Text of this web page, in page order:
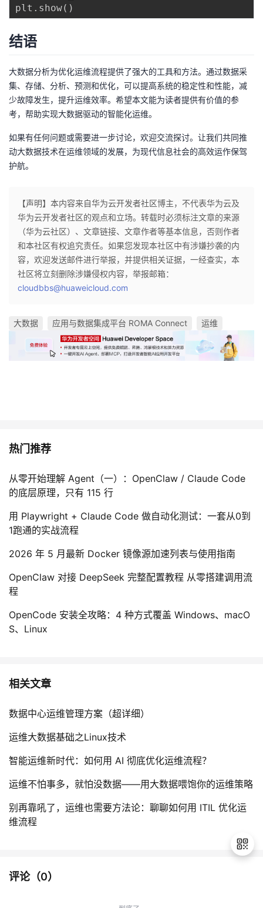
plt . show( )
结语
大数据分析为优化运维流程提供了强大的工具和方法。通过数据采
集、存储、分析、预测和优化，可以提高系统的稳定性和性能，减
少故障发生，提升运维效率。希望本文能为读者提供有价值的参
考，帮助实现大数据驱动的智能化运维。
如果有任何问题或需要进一步讨论，欢迎交流探讨。让我们共同推
动大数据技术在运维领域的发展，为现代信息社会的高效运作保驾
护航。
【声明】本内容来自华为云开发者社区博主，不代表华为云及
华为云开发者社区的观点和立场。转载时必须标注文章的来源
（华为云社区）、文章链接、文章作者等基本信息，否则作者
和本社区有权追究责任。如果您发现本社区中有涉嫌抄袭的内
容，欢迎发送邮件进行举报，并提供相关证据，一经查实，本
社区将立刻删除涉嫌侵权内容，举报邮箱：
cloudbbs@huaweicloud.com
大数据 应用与数据集成平台 ROMA Connect 运维
热门推荐
从零开始理解 Agent（一）：OpenClaw / Claude Code
的底层原理，只有 115 行
用 Playwright + Claude Code 做自动化测试：一套从0到
1跑通的实战流程
2026 年 5 月最新 Docker 镜像源加速列表与使用指南
OpenClaw 对接 DeepSeek 完整配置教程 从零搭建调用流
程
OpenCode 安装全攻略：4 种方式覆盖 Windows、macO
S、Linux
相关文章
数据中心运维管理方案（超详细）
运维大数据基础之Linux技术
智能运维新时代：如何用 AI 彻底优化运维流程？
运维不怕事多，就怕没数据——用大数据喂饱你的运维策略
别再靠吼了，运维也需要方法论：聊聊如何用 ITIL 优化运
维流程
评论（0）